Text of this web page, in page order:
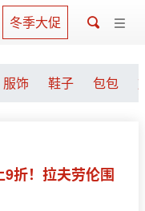
冬季大促
服饰 鞋子 包包
折！拉夫劳伦围